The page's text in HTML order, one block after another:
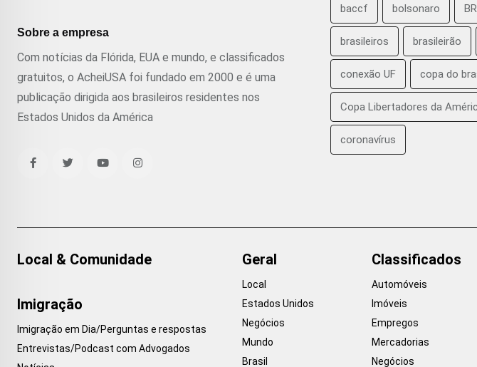
Sobre a empresa
Com notícias da Flórida, EUA e mundo, e classificados
gratuitos, o AcheiUSA foi fundado em 2000 e é uma
publicação dirigida aos brasileiros residentes nos
Estados Unidos da América
baccf bolsonaro
brasileiros brasileirão
conexão UF copa do
Copa Libertadores da
coronavírus
Local & Comunidade
Imigração
Imigração em Dia/Perguntas e respostas
Entrevistas/Podcast com Advogados
Geral
Local
Estados Unidos
Negócios
Mundo
Brasil
Classificados
Automóveis
Imóveis
Empregos
Mercadorias
Negócios